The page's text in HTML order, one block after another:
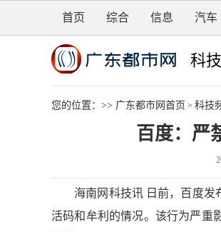
首页 综合 信息 汽车
科
您的位置：>> 广东都市网首页 > 科技
百度：严
海南网科技讯 日前，百度发布
活码和牟利的情况。该行为严重